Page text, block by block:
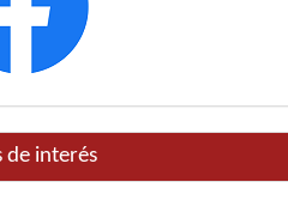
de interés